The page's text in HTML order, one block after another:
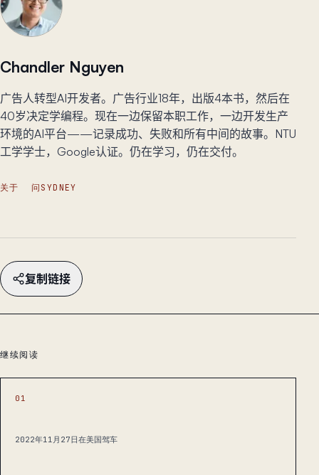
Chandler Nguyen
广告人转型AI开发者。广告行业18年，出版4本书，然后在
40岁决定学编程。现在一边保留本职工作，一边开发生产
环境的AI平台——记录成功、失败和所有中间的故事。NTU
工学学士，Google认证。仍在学习，仍在交付。
关于 问SYDNEY
复制链接
继续阅读
01
2022年11月27日在美国驾车